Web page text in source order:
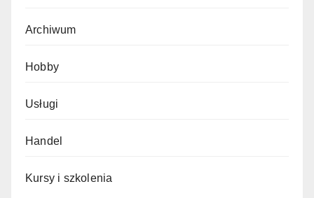
Archiwum
Hobby
Usługi
Handel
Kursy i szkolenia